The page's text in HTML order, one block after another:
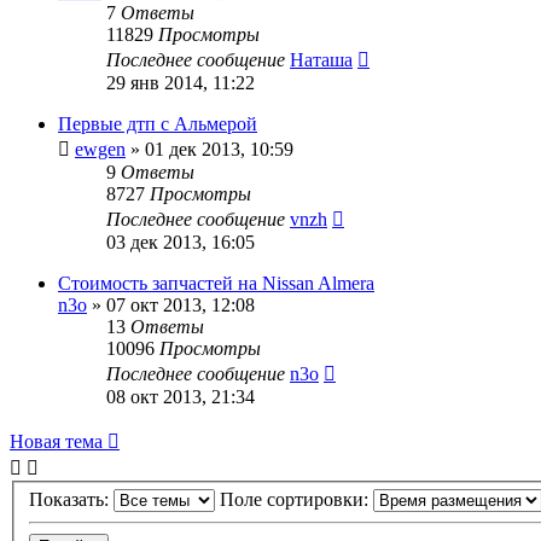
7 Ответы
11829 Просмотры
Последнее сообщение Наташа
29 янв 2014, 11:22
Первые дтп с Альмерой
ewgen » 01 дек 2013, 10:59
9 Ответы
8727 Просмотры
Последнее сообщение vnzh
03 дек 2013, 16:05
Стоимость запчастей на Nissan Almera
n3o » 07 окт 2013, 12:08
13 Ответы
10096 Просмотры
Последнее сообщение n3o
08 окт 2013, 21:34
Новая тема
Показать: Поле сортировки: